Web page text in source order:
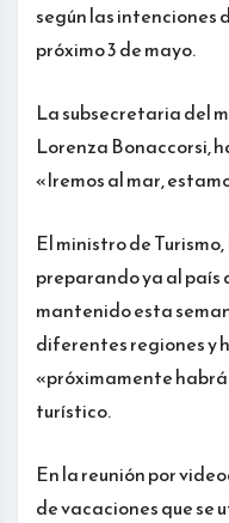
según las intenciones
próximo 3 de mayo.
La subsecretaria del
Lorenza Bonaccorsi,
«Iremos al mar,
El ministro de
preparando ya al país
mantenido esta
diferentes regiones y
«próximamente
turístico.
En la reunión por
de vacaciones que se